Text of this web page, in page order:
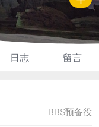
385
人气 积分
日志 留言
BBS预备役